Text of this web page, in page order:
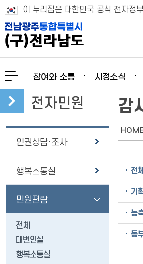
이 누리집은 대한민국 공식 전자정
참여와 소통 시정소식
전자민원
인권상담·조사
행복소통실
민원편람
전체
대변인실
행복소통실
감
전체
기
농
동